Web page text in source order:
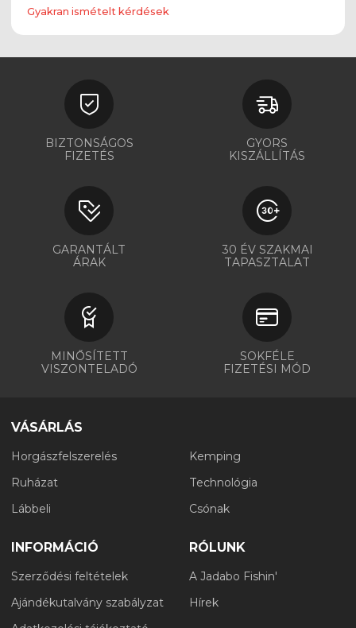
Gyakran ismételt kérdések
BIZTONSÁGOS
FIZETÉS
GYORS
KISZÁLLÍTÁS
GARANTÁLT
ÁRAK
30 ÉV SZAKMAI
TAPASZTALAT
MINŐSÍTETT
VISZONTELADÓ
SOKFÉLE
FIZETÉSI MÓD
VÁSÁRLÁS
Horgászfelszerelés
Ruházat
Lábbeli
Kemping
Technológia
Csónak
INFORMÁCIÓ
Szerződési feltételek
Ajándékutalvány szabályzat
RÓLUNK
A Jadabo Fishin'
Hírek